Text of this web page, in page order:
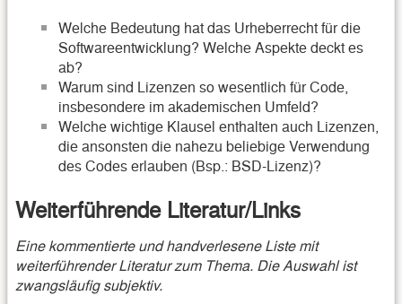
Welche Bedeutung hat das Urheberrecht für die
Softwareentwicklung? Welche Aspekte deckt es
ab?
Warum sind Lizenzen so wesentlich für Code,
insbesondere im akademischen Umfeld?
Welche wichtige Klausel enthalten auch Lizenzen,
die ansonsten die nahezu beliebige Verwendung
des Codes erlauben (Bsp.: BSD-Lizenz)?
Weiterführende Literatur/Links
Eine kommentierte und handverlesene Liste mit
weiterführender Literatur zum Thema. Die Auswahl ist
zwangsläufig subjektiv.